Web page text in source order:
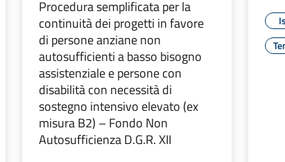
Procedura semplificata per la
continuità dei progetti in favore
di persone anziane non
autosufficienti a basso bisogno
assistenziale e persone con
disabilità con necessità di
sostegno intensivo elevato (ex
misura B2) – Fondo Non
Autosufficienza D.G.R. XII